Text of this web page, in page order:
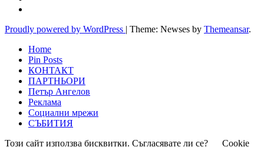
Proudly powered by WordPress | Theme: Newses by Themeansar.
Home
Pin Posts
КОНТАКТ
ПАРТНЬОРИ
Петър Ангелов
Реклама
Социални мрежи
СЪБИТИЯ
Този сайт използва бисквитки. Съгласявате ли се?
Cookie